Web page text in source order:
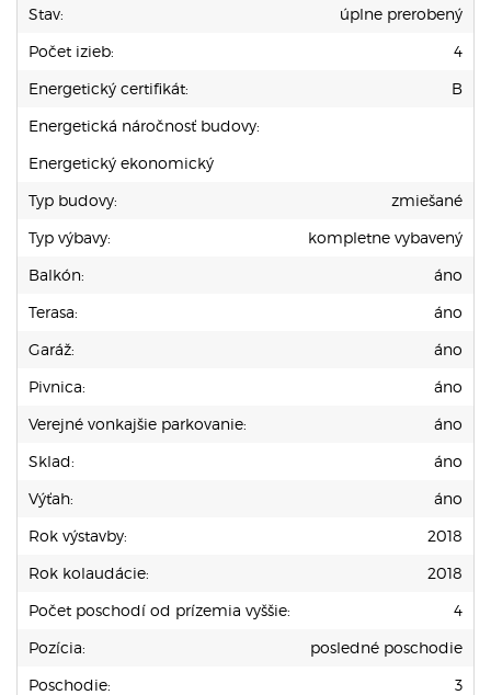
Stav:
úplne prerobený
Počet izieb:
4
Energetický certifikát:
B
Energetická náročnosť budovy:
Energetický ekonomický
Typ budovy:
zmiešané
Typ výbavy:
kompletne vybavený
Balkón:
áno
Terasa:
áno
Garáž:
áno
Pivnica:
áno
Verejné vonkajšie parkovanie:
áno
Sklad:
áno
Výťah:
áno
Rok výstavby:
2018
Rok kolaudácie:
2018
Počet poschodí od prízemia vyššie:
4
Pozícia:
posledné poschodie
Poschodie:
3